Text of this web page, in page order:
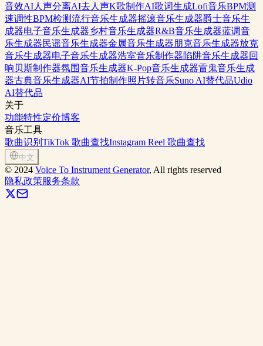
音效AI人声分离AI去人声K歌制作AI歌词生成Lofi音乐BPM测
速调性BPM检测流行音乐生成器摇滚音乐生成器爵士音乐生
成器电子音乐生成器乡村音乐生成器R&B音乐生成器蓝调音
乐生成器民谣音乐生成器金属音乐生成器朋克音乐生成器放克
音乐生成器电子音乐生成器浩室音乐制作器陷阱音乐生成器回
响贝斯制作器氛围音乐生成器K-Pop音乐生成器雷鬼音乐生成
器古典音乐生成器AI节拍制作照片转音乐Suno AI替代品Udio
AI替代品
关于
功能特性定价博客
音乐工具
歌曲识别 TikTok 歌曲查找Instagram Reel 歌曲查找
中文
© 2024 Voice To Instrument Generator, All rights reserved
隐私政策服务条款